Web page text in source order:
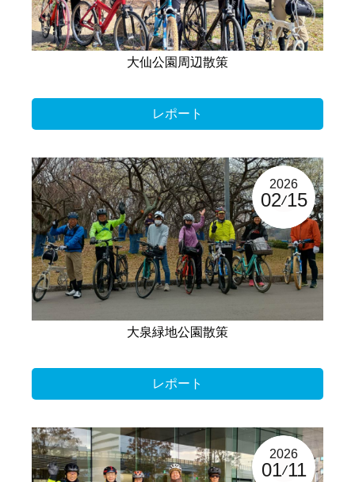
大仙公園周辺散策
レポート
2026
02 15
大泉緑地公園散策
レポート
2026
01 11